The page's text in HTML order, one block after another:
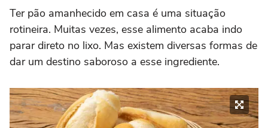
Ter pão amanhecido em casa é uma situação
rotineira. Muitas vezes, esse alimento acaba indo
parar direto no lixo. Mas existem diversas formas de
dar um destino saboroso a esse ingrediente.